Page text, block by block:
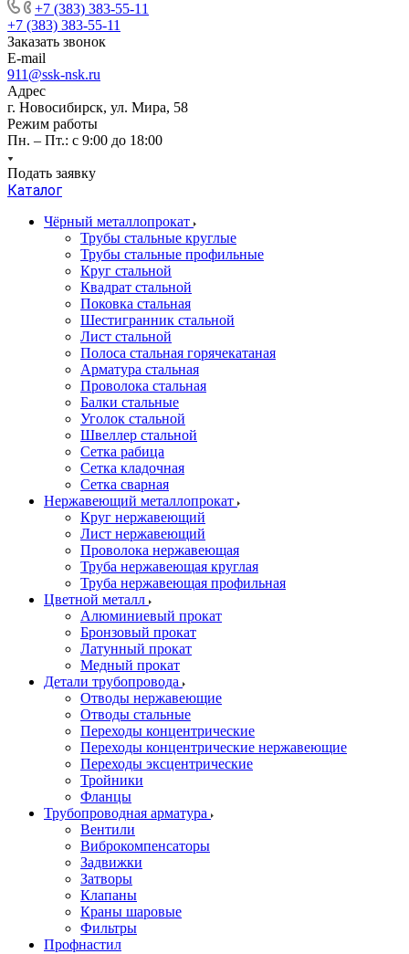
+7 (383) 383-55-11
+7 (383) 383-55-11
Заказать звонок
E-mail
911@ssk-nsk.ru
Адрес
г. Новосибирск, ул. Мира, 58
Режим работы
Пн. – Пт.: с 9:00 до 18:00
Подать заявку
Каталог
Чёрный металлопрокат
Трубы стальные круглые
Трубы стальные профильные
Круг стальной
Квадрат стальной
Поковка стальная
Шестигранник стальной
Лист стальной
Полоса стальная горячекатаная
Арматура стальная
Проволока стальная
Балки стальные
Уголок стальной
Швеллер стальной
Сетка рабица
Сетка кладочная
Сетка сварная
Нержавеющий металлопрокат
Круг нержавеющий
Лист нержавеющий
Проволока нержавеющая
Труба нержавеющая круглая
Труба нержавеющая профильная
Цветной металл
Алюминиевый прокат
Бронзовый прокат
Латунный прокат
Медный прокат
Детали трубопровода
Отводы нержавеющие
Отводы стальные
Переходы концентрические
Переходы концентрические нержавеющие
Переходы эксцентрические
Тройники
Фланцы
Трубопроводная арматура
Вентили
Виброкомпенсаторы
Задвижки
Затворы
Клапаны
Краны шаровые
Фильтры
Профнастил